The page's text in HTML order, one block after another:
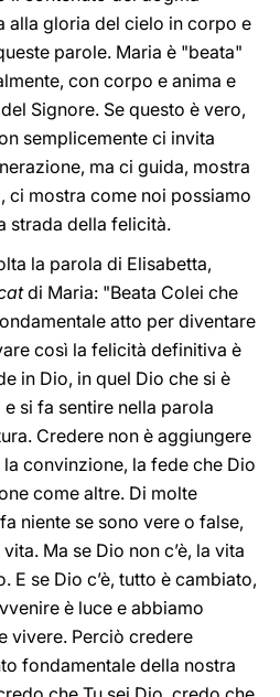
alla gloria del cielo in corpo e
parole. Maria è "beata"
con corpo e anima e
Signore. Se questo è vero,
semplicemente ci invita
ma ci guida, mostra
ci mostra come noi possiamo
strada della felicità.
la parola di Elisabetta,
di Maria: "Beata Colei che
atto per diventare
così la felicità definitiva è
in Dio, in quel Dio che si è
si fa sentire nella parola
Credere non è aggiungere
convinzione, la fede che Dio
come altre. Di molte
niente se sono vere o false,
Ma se Dio non c’è, la vita
E se Dio c’è, tutto è cambiato,
è luce e abbiamo
vivere. Perciò credere
fondamentale della nostra